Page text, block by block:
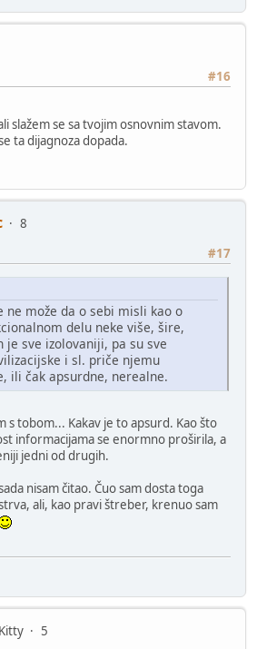
#16
slažem se sa tvojim osnovnim stavom.
ta dijagnoza dopada.
8
#17
ne može da o sebi misli kao o
delu neke više, šire,
je sve izolovaniji, pa su sve
i sl. priče njemu
ili čak apsurdne, nerealne.
s tobom... Kakav je to apsurd. Kao što
informacijama se enormno proširila, a
jedni od drugih.
nisam čitao. Čuo sam dosta toga
ali, kao pravi štreber, krenuo sam
5